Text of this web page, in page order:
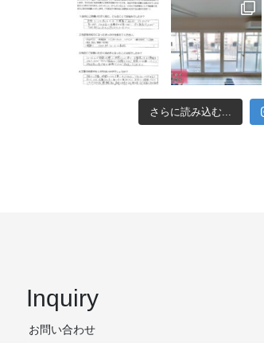
さらに読み込む...
Inquiry
お問い合わせ